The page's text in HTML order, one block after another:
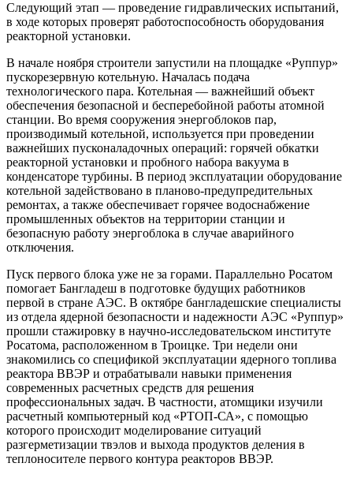
Следующий этап — проведение гидравлических испытаний,
в ходе которых проверят работоспособность оборудования
реакторной установки.
В начале ноября строители запустили на площадке «Руппур»
пускорезервную котельную. Началась подача
технологического пара. Котельная — важнейший объект
обеспечения безопасной и бесперебойной работы атомной
станции. Во время сооружения энергоблоков пар,
производимый котельной, используется при проведении
важнейших пусконаладочных операций: горячей обкатки
реакторной установки и пробного набора вакуума в
конденсаторе турбины. В период эксплуатации оборудование
котельной задействовано в планово-предупредительных
ремонтах, а также обеспечивает горячее водоснабжение
промышленных объектов на территории станции и
безопасную работу энергоблока в случае аварийного
отключения.
Пуск первого блока уже не за горами. Параллельно Росатом
помогает Бангладеш в подготовке будущих работников
первой в стране АЭС. В октябре бангладешские специалисты
из отдела ядерной безопасности и надежности АЭС «Руппур»
прошли стажировку в научно-исследовательском институте
Росатома, расположенном в Троицке. Три недели они
знакомились со спецификой эксплуатации ядерного топлива
реактора ВВЭР и отрабатывали навыки применения
современных расчетных средств для решения
профессиональных задач. В частности, атомщики изучили
расчетный компьютерный код «РТОП-СА», с помощью
которого происходит моделирование ситуаций
разгерметизации твэлов и выхода продуктов деления в
теплоносителе первого контура реакторов ВВЭР.